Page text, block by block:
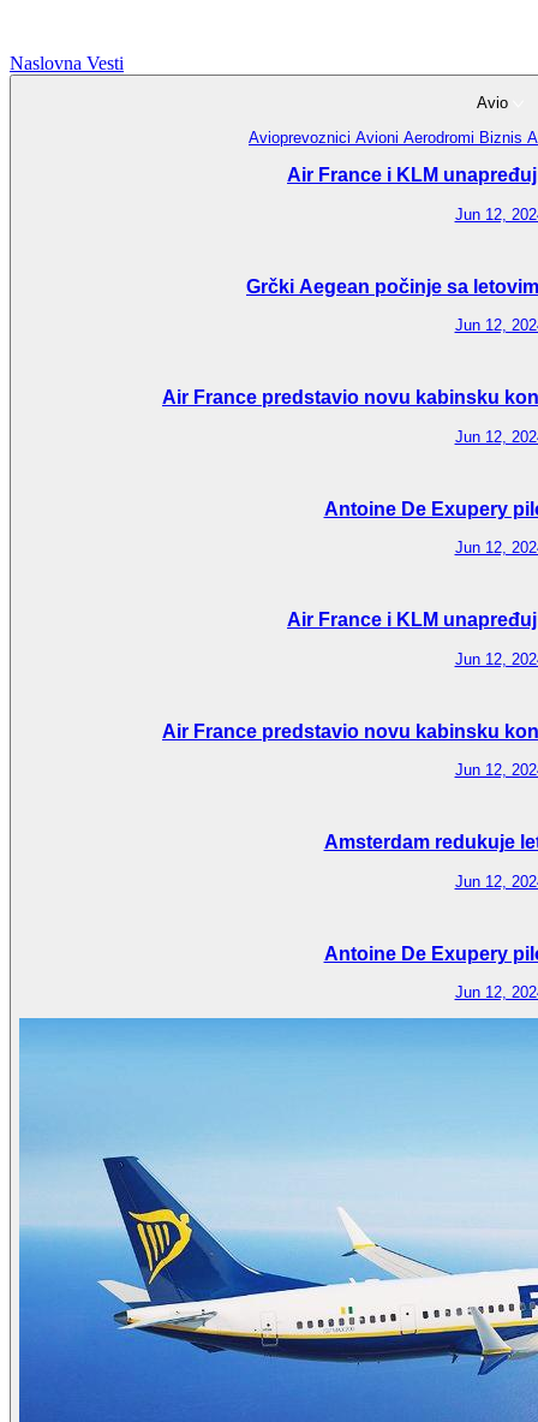
Naslovna Vesti
Avio
Avioprevoznici Avioni Aerodromi Biznis
Air France i KLM
Jun 12,
Grčki Aegean počinje sa
Jun 12,
Air France predstavio novu kabinsku
Jun 12,
Antoine De Exupery
Jun 12,
Air France i KLM
Jun 12,
Air France predstavio novu kabinsku
Jun 12,
Amsterdam redukuje
Jun 12,
Antoine De Exupery
Jun 12,